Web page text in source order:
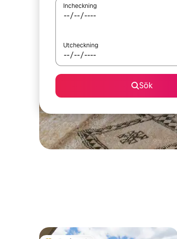
Incheckning
Utcheckning
Sök